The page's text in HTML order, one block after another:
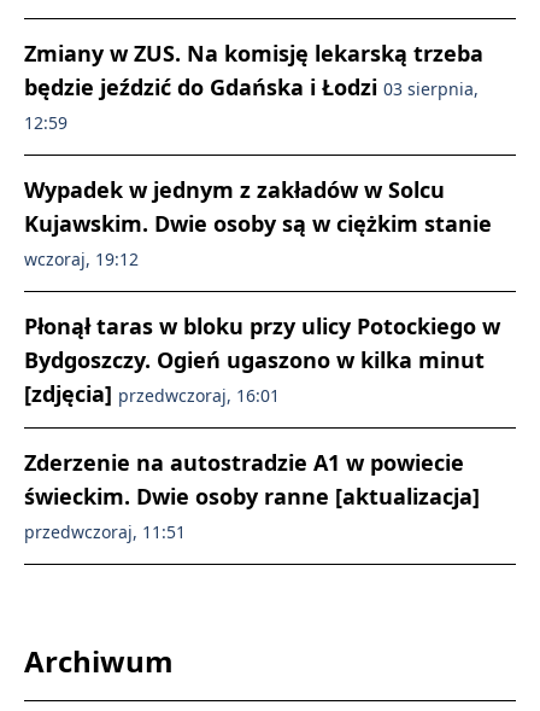
Zmiany w ZUS. Na komisję lekarską trzeba
będzie jeździć do Gdańska i Łodzi 03 sierpnia,
12:59
Wypadek w jednym z zakładów w Solcu
Kujawskim. Dwie osoby są w ciężkim stanie
wczoraj, 19:12
Płonął taras w bloku przy ulicy Potockiego w
Bydgoszczy. Ogień ugaszono w kilka minut
[zdjęcia] przedwczoraj, 16:01
Zderzenie na autostradzie A1 w powiecie
świeckim. Dwie osoby ranne [aktualizacja]
przedwczoraj, 11:51
Archiwum